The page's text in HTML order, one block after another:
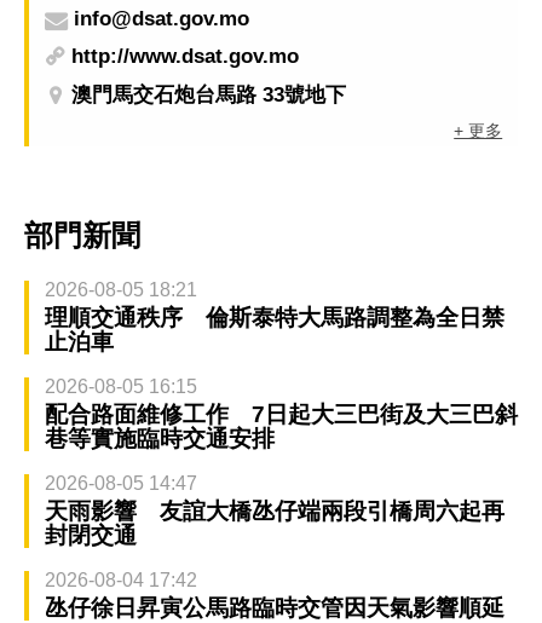
info@dsat.gov.mo
http://www.dsat.gov.mo
澳門馬交石炮台馬路 33號地下
+ 更多
部門新聞
2026-08-05 18:21
理順交通秩序 倫斯泰特大馬路調整為全日禁
止泊車
2026-08-05 16:15
配合路面維修工作 7日起大三巴街及大三巴斜
巷等實施臨時交通安排
2026-08-05 14:47
天雨影響 友誼大橋氹仔端兩段引橋周六起再
封閉交通
2026-08-04 17:42
氹仔徐日昇寅公馬路臨時交管因天氣影響順延